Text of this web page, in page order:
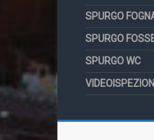
SPURGO
SPURGO
SPURGO WC
VIDEOISPEZIONI